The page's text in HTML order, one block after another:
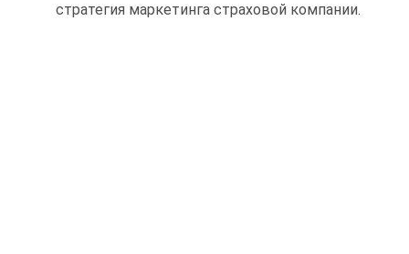
стратегия маркетинга страховой компании.